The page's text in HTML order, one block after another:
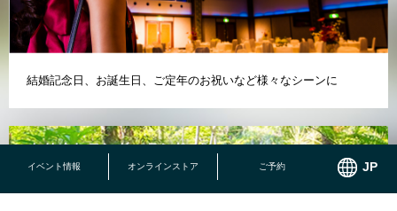
イベント情報 オンラインストア ご予約
結婚記念日、お誕生日、ご定年のお祝いなど様々なシーンに